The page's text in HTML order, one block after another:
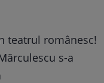
teatrul românesc!
s-a